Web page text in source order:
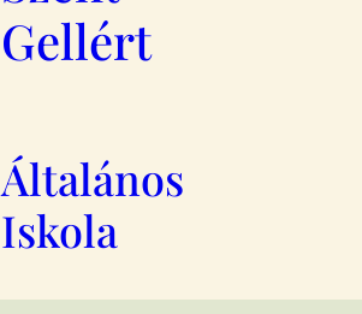
Gellért
Általános
Iskola